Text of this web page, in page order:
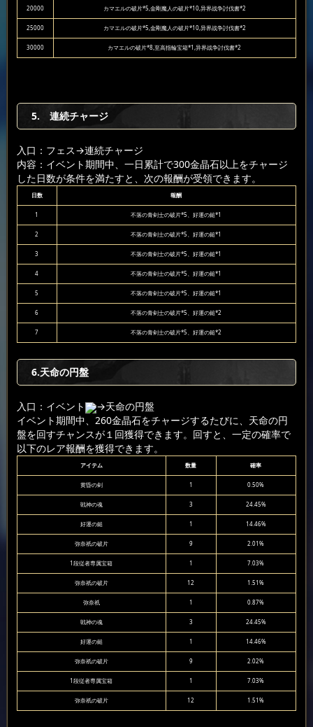
20000 カマエルの破片*5,金剛魔人の破片*10,异界战争討伐書*2
25000 カマエルの破片*5,金剛魔人の破片*10,异界战争討伐書*2
30000 カマエルの破片*8,至高指輪宝箱*1,异界战争討伐書*2
5. 連続チャージ
入口：フェス→連続チャージ
内容：イベント期間中、一日累計で300金晶石以上をチャージ
した日数が条件を満たすと、次の報酬が受領できます。
日数 報酬
1 不落の青剣士の破片*5、好運の鎚*1
2 不落の青剣士の破片*5、好運の鎚*1
3 不落の青剣士の破片*5、好運の鎚*1
4 不落の青剣士の破片*5、好運の鎚*1
5 不落の青剣士の破片*5、好運の鎚*1
6 不落の青剣士の破片*5、好運の鎚*2
7 不落の青剣士の破片*5、好運の鎚*2
6.天命の円盤
入口：イベント
→天命の円盤
イベント期間中、260金晶石をチャージするたびに、天命の円
盤を回すチャンスが１回獲得できます。回すと、一定の確率で
以下のレア報酬を獲得できます。
アイテム 数量 確率
黄昏の剣 1 0.50%
戦神の魂 3 24.45%
好運の鎚 1 14.46%
弥奈祇の破片 9 2.01%
1段従者専属宝箱 1 7.03%
弥奈祇の破片 12 1.51%
弥奈祇 1 0.87%
戦神の魂 3 24.45%
好運の鎚 1 14.46%
弥奈祇の破片 9 2.02%
1段従者専属宝箱 1 7.03%
弥奈祇の破片 12 1.51%